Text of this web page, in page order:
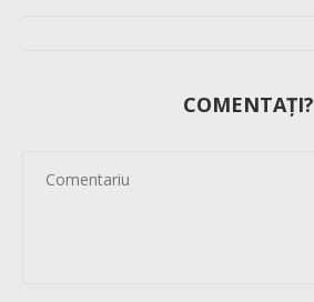
COMENTAȚI?